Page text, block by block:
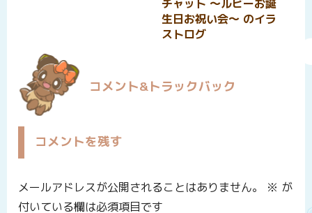
チャット 〜ルビーお誕
生日お祝い会〜 のイラ
ストログ
コメント&トラックバック
コメントを残す
メールアドレスが公開されることはありません。 ※ が
付いている欄は必須項目です